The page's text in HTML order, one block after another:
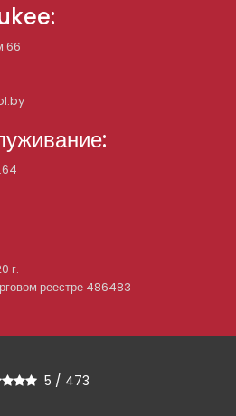
г.
реестре 486483
5 / 473